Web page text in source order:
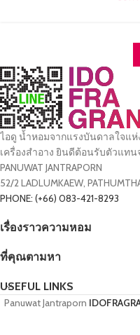
ไอดู น้ำหอมจากแรงบันดาลใจแ
เครื่องสำอาง ยินดีต้อนรับตัวแท
PANUWAT JANTRAPORN
52/2 LADLUMKAEW,
PHONE: (+66) 083-421-8293
เรื่องราวความหอม
ที่คุณตามหา
USEFUL LINKS
Panuwat Jantraporn